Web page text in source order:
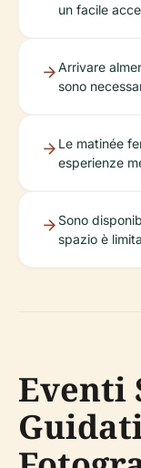
un facile
Arrivare
sono
Le matinée
esperienze
Sono
spazio è
Eventi